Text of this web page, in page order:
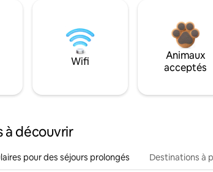
Wifi
Animaux
acceptés
à découvrir
pour des séjours prolongés Destinations à